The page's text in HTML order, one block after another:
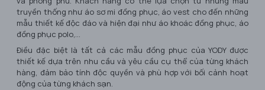
truyền thống như áo sơ mi đồng phục, áo vest cho đến những
mẫu thiết kế độc đáo và hiện đại như áo khoác đồng phục, áo
đồng phục polo,...
Điều đặc biệt là tất cả các mẫu đồng phục của YODY được
thiết kế dựa trên nhu cầu và yêu cầu cụ thể của từng khách
hàng, đảm bảo tính độc quyền và phù hợp với bối cảnh hoạt
động của từng khách sạn.